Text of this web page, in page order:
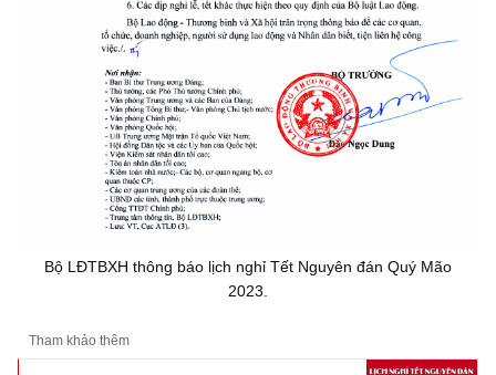
Bộ LĐTBXH thông báo lịch nghỉ Tết Nguyên đán Quý Mão
2023.
Tham khảo thêm